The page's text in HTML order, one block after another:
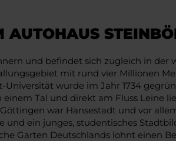
AUTOHAUS
und befindet sich zugleich in der
mit rund vier Millionen
wurde im Jahr 1734
Tal und direkt am Fluss Leine
war Hansestadt und vor
ein junges, studentisches
Garten Deutschlands lohnt einen